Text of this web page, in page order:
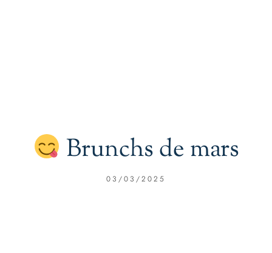
Brunchs de mars
03/03/2025